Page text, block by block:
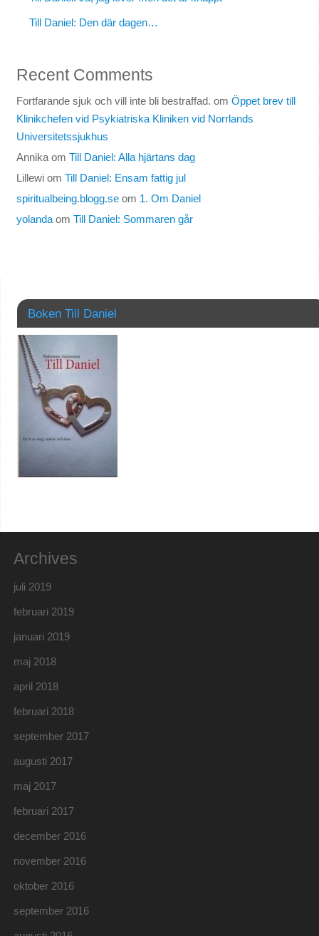
Till Daniel: Den där dagen…
Recent Comments
Fortfarande sjuk och vill inte bli bestraffad. om Öppet brev till
Klinikchefen vid Psykiatriska Kliniken vid Norrlands
Universitetssjukhus
Annikaom Till Daniel: Alla hjärtans dag
Lillewiom Till Daniel: Ensam fattig jul
spiritualbeing.blogg.seom 1. Om Daniel
yolandaom Till Daniel: Sommaren går
Boken Till Daniel
Archives
juli 2019
februari 2019
januari 2019
maj 2018
april 2018
februari 2018
september 2017
augusti 2017
maj 2017
februari 2017
december 2016
november 2016
oktober 2016
september 2016